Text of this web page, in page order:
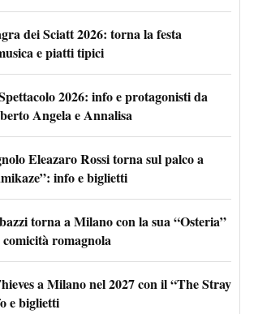
dei Sciatt 2026: torna la festa
e piatti tipici
2026: info e protagonisti da
Angela e Annalisa
Eleazaro Rossi torna sul palco a
info e biglietti
torna a Milano con la sua “Osteria”
romagnola
a Milano nel 2027 con il “The Stray
e biglietti